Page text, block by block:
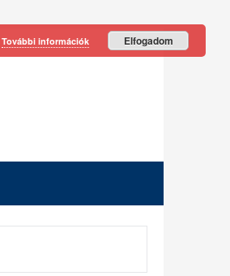
További információk Elfogadom